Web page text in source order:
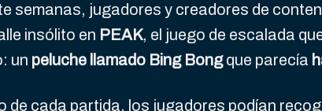
semanas, jugadores y creadores de
insólito en PEAK, el juego de escalada
un peluche llamado Bing Bongque parecía
de cada partida, los jugadores podían